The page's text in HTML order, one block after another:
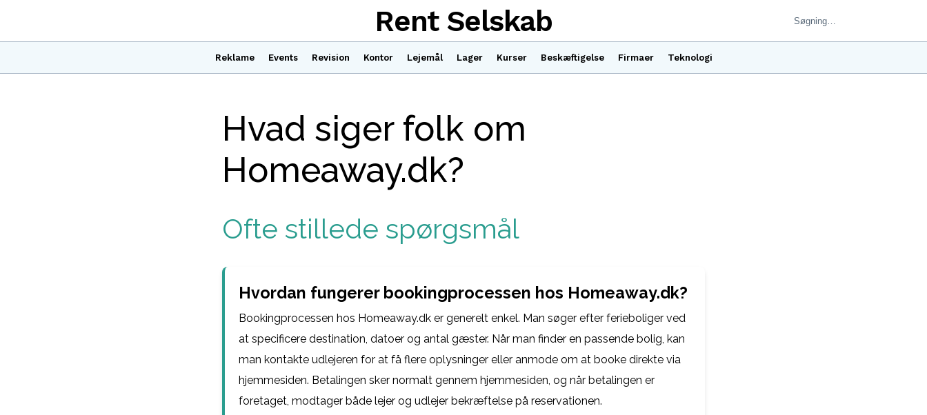
Reklame Events Revision Kontor Lejemål Lager Kurser Beskæftigelse Firmaer Teknologi
Rent Selskab
Hvad siger folk om
Homeaway.dk?
Ofte stillede spørgsmål
Hvordan fungerer bookingprocessen hos Homeaway.dk?
Bookingprocessen hos Homeaway.dk er generelt enkel. Man søger efter ferieboliger ved
at specificere destination, datoer og antal gæster. Når man finder en passende bolig, kan
man kontakte udlejeren for at få flere oplysninger eller anmode om at booke direkte via
hjemmesiden. Betalingen sker normalt gennem hjemmesiden, og når betalingen er
foretaget, modtager både lejer og udlejer bekræftelse på reservationen.